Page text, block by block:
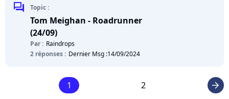
chat Topic :
Tom Meighan - Roadrunner
(24/09)
Par : Raindrops
2 réponses : Dernier Msg :14/09/2024
1 2 arrow_right